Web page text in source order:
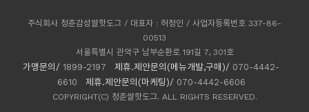
주식회사 청춘감성쌀핫도그 / 대표자 : 허정인 / 사업자등록번호 337-86-
00513
서울특별시 관악구 남부순환로 191길 7, 301호
가맹문의/ 1899-2197 제휴.제안문의(메뉴개발,구매)/ 070-4442-
6610
제휴.제안문의(마케팅)/ 070-4442-6606
COPYRIGHT(C) 청춘쌀핫도그. ALL RIGHTS RESERVED.